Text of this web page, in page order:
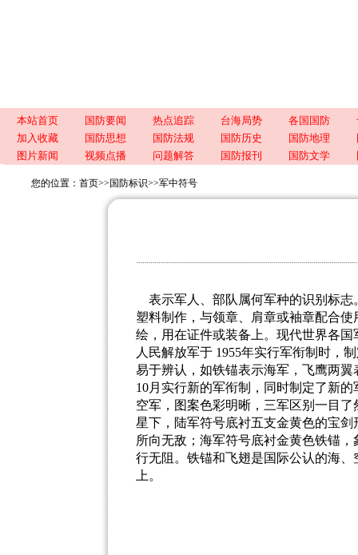
本站首页 国防要闻 热点追踪 台海局势 各国国防
加入收藏
国防思想 国防法规 国防历史 国防地理
图片新闻
视频点播 问题解答 国防报刊 国防文学
您的位置： 首页>> 国防标识>>军中符号
表示军人、部队属何军种的识别标志
塑料制作，与领章、肩章或袖章配合
绘，用在证件或装备上。现代世界各
人民解放军于 1955年实行军衔制时，
易于辨认，如铁锚表示海军，飞鹰两翼
10月实行新的军衔制，同时制定了新
空军，图案色彩明晰，三军区别一目
星下，陆军符号底衬五支金黄色的宝
所向无敌；海军符号底衬金黄色铁锚，
行无阻。铁锚和飞翅是国际公认的海
上。